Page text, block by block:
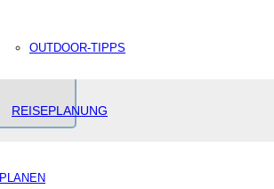
OUTDOOR-TIPPS
REISEPLANUNG
PLANEN